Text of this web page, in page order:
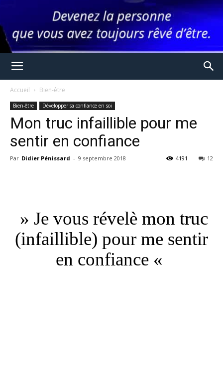
Accueil Bien-être
Bien-être Développer sa confiance en soi
Mon truc infaillible pour me
sentir en confiance
Par Didier Pénissard - 9 septembre 2018 12
4191
» Je vous révelè mon truc
(infaillible) pour me sentir
en confiance «